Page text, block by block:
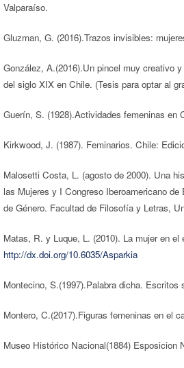
Valparaíso.
Gluzman, G. (2016).Trazos invisibles:
González, A.(2016).Un pincel muy creativo
del siglo XIX en Chile. (Tesis para optar al
Guerín, S. (1928).Actividades femeninas en
Kirkwood, J. (1987). Feminarios. Chile:
Malosetti Costa, L. (agosto de 2000). Una
las Mujeres y I Congreso Iberoamericano
de Género. Facultad de Filosofía y Letras,
Matas, R. y Luque, L. (2010). La mujer en
http://dx.doi.org/10.6035/Asparkia
Montecino, S.(1997).Palabra dicha.
Montero, C.(2017).Figuras femeninas en el
Museo Histórico Nacional(1884) Esposicion